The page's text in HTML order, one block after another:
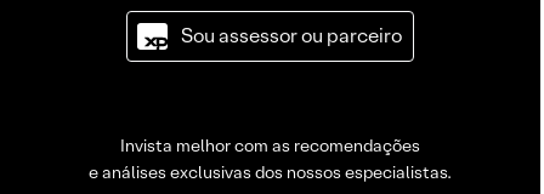
Sou assessor ou parceiro
Invista melhor com as recomendações
e análises exclusivas dos nossos especialistas.